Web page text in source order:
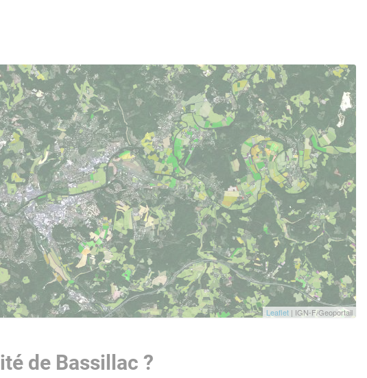
Leaflet | IGN-F/Geoportail
de Bassillac ?